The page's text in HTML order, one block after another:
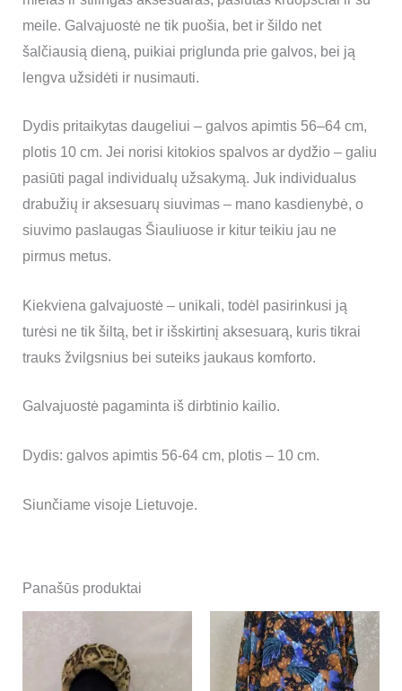
meile. Galvajuostė ne tik puošia, bet ir šildo net
šalčiausią dieną, puikiai priglunda prie galvos, bei ją
lengva užsidėti ir nusimauti.
Dydis pritaikytas daugeliui – galvos apimtis 56–64 cm,
plotis 10 cm. Jei norisi kitokios spalvos ar dydžio – galiu
pasiūti pagal individualų užsakymą. Juk individualus
drabužių ir aksesuarų siuvimas – mano kasdienybė, o
siuvimo paslaugas Šiauliuose ir kitur teikiu jau ne
pirmus metus.
Kiekviena galvajuostė – unikali, todėl pasirinkusi ją
turėsi ne tik šiltą, bet ir išskirtinį aksesuarą, kuris tikrai
trauks žvilgsnius bei suteiks jaukaus komforto.
Galvajuostė pagaminta iš dirbtinio kailio.
Dydis: galvos apimtis 56-64 cm, plotis – 10 cm.
Siunčiame visoje Lietuvoje.
Panašūs produktai
Price
range:
35,00 €
through
150,00 €